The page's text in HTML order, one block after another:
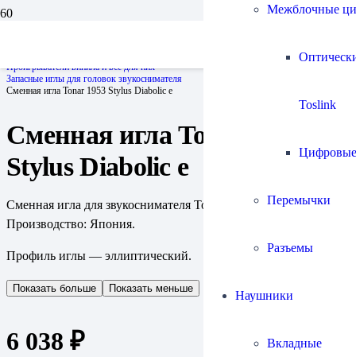
Межблочные
Toslink
Цифровые
Перемычки
Разъемы
Наушники
Вкладные
Проигрыватели винила и все для них
Запасные иглы для головок звукоснимателя
Сменная игла Tonar 1953 Stylus Diabolic e
Сменная игла Tonar 1953
Stylus Diabolic e
Сменная игла для звукоснимателя Tonar Diabolic E.
Производство: Япония.
Профиль иглы — эллиптический.
Показать больше Показать меньше
6 038 ₽